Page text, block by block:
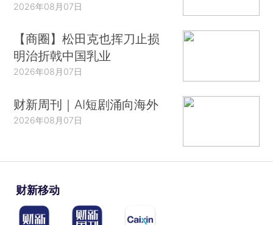
2026年08月07日
【商圈】松田克也挥刀止损
明治折戟中国乳业
2026年08月07日
财新周刊｜AI短剧涌向海外
2026年08月07日
财新移动